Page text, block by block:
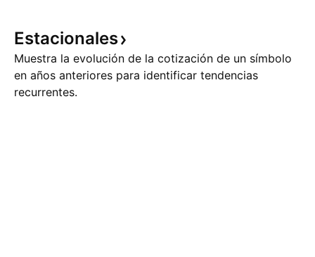
Estacionales
Muestra la evolución de la cotización de un símbolo
en años anteriores para identificar tendencias
recurrentes.